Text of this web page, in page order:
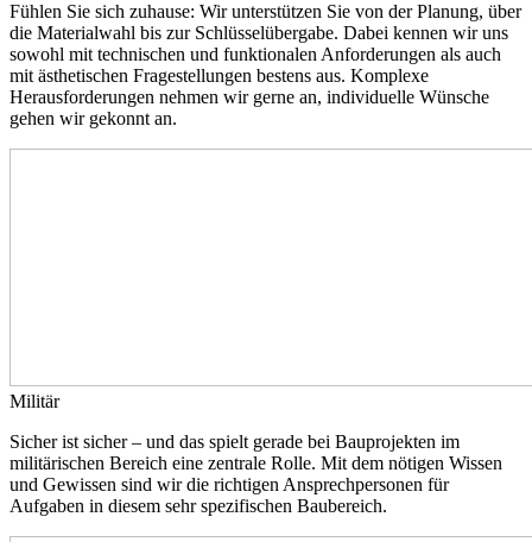
Fühlen Sie sich zuhause: Wir unterstützen Sie von der Planung, über
die Materialwahl bis zur Schlüsselübergabe. Dabei kennen wir uns
sowohl mit technischen und funktionalen Anforderungen als auch
mit ästhetischen Fragestellungen bestens aus. Komplexe
Herausforderungen nehmen wir gerne an, individuelle Wünsche
gehen wir gekonnt an.
Militär
Sicher ist sicher – und das spielt gerade bei Bauprojekten im
militärischen Bereich eine zentrale Rolle. Mit dem nötigen Wissen
und Gewissen sind wir die richtigen Ansprechpersonen für
Aufgaben in diesem sehr spezifischen Baubereich.